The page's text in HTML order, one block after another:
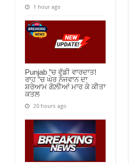
1 hour ago
Punjab ”ਚ ਵੱਡੀ ਵਾਰਦਾਤ!
ਰਾਹ ”ਚ ਘੇਰ ਨੌਜਵਾਨ ਦਾ
ਸ਼ਰੇਆਮ ਗੋਲ਼ੀਆਂ ਮਾਰ ਕੇ ਕੀਤਾ
ਕਤਲ
20 hours ago